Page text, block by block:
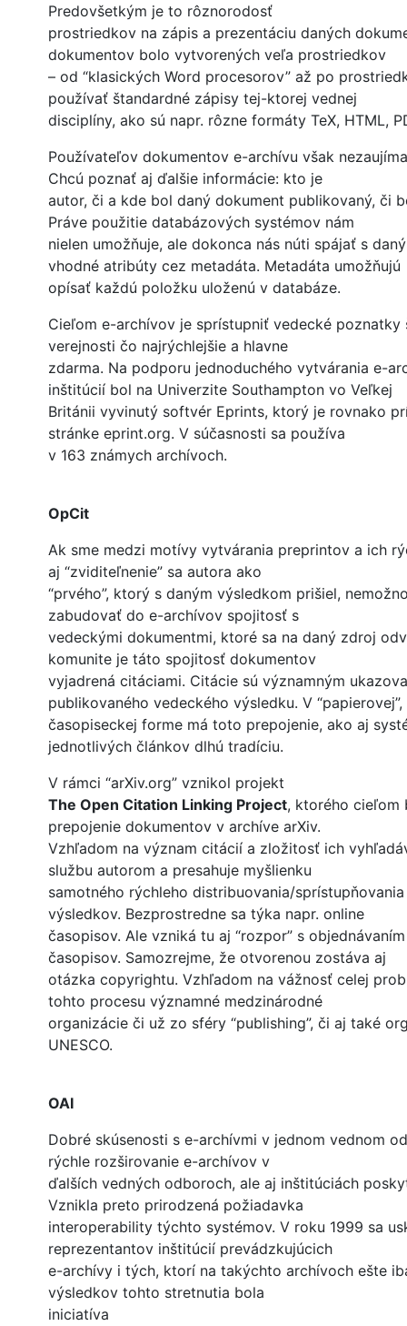
Predovšetkým je to rôznorodosť
prostriedkov na zápis a prezentáciu daných
dokumentov bolo vytvorených veľa prostriedkov
– od “klasických Word procesorov” až po
používať štandardné zápisy tej-ktorej vednej
disciplíny, ako sú napr. rôzne formáty TeX, HTML,
Používateľov dokumentov e-archívu však
Chcú poznať aj ďalšie informácie: kto je
autor, či a kde bol daný dokument publikovaný, či
Práve použitie databázových systémov nám
nielen umožňuje, ale dokonca nás núti spájať s
vhodné atribúty cez metadáta. Metadáta umožňujú
opísať každú položku uloženú v databáze.
Cieľom e-archívov je sprístupniť vedecké poznatky
verejnosti čo najrýchlejšie a hlavne
zdarma. Na podporu jednoduchého vytvárania e-
inštitúcií bol na Univerzite Southampton vo Veľkej
Británii vyvinutý softvér Eprints, ktorý je rovnako
stránke eprint.org. V súčasnosti sa používa
v 163 známych archívoch.
OpCit
Ak sme medzi motívy vytvárania preprintov a ich
aj “zviditeľnenie” sa autora ako
“prvého”, ktorý s daným výsledkom prišiel,
zabudovať do e-archívov spojitosť s
vedeckými dokumentmi, ktoré sa na daný zdroj
komunite je táto spojitosť dokumentov
vyjadrená citáciami. Citácie sú významným
publikovaného vedeckého výsledku. V “papierovej”,
časopiseckej forme má toto prepojenie, ako aj
jednotlivých článkov dlhú tradíciu.
V rámci “arXiv.org” vznikol projekt
The Open Citation Linking Project, ktorého cieľom
prepojenie dokumentov v archíve arXiv.
Vzhľadom na význam citácií a zložitosť ich
službu autorom a presahuje myšlienku
samotného rýchleho distribuovania/
výsledkov. Bezprostredne sa týka napr. online
časopisov. Ale vzniká tu aj “rozpor” s
časopisov. Samozrejme, že otvorenou zostáva aj
otázka copyrightu. Vzhľadom na vážnosť celej
tohto procesu významné medzinárodné
organizácie či už zo sféry “publishing”, či aj také
UNESCO.
OAI
Dobré skúsenosti s e-archívmi v jednom vednom
rýchle rozširovanie e-archívov v
ďalších vedných odboroch, ale aj inštitúciách
Vznikla preto prirodzená požiadavka
interoperability týchto systémov. V roku 1999 sa
reprezentantov inštitúcií prevádzkujúcich
e-archívy i tých, ktorí na takýchto archívoch ešte
výsledkov tohto stretnutia bola
iniciatíva